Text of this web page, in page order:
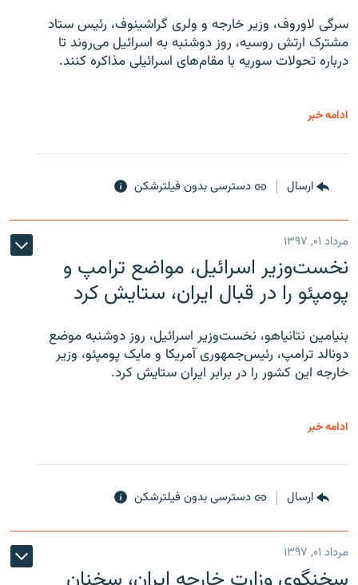
سرگی لاوروف، وزیر خارجه و ولری گراشینوف، رئیس ستاد
مشترک ارتش روسیه، روز دوشنبه به اسرائیل می‌روند تا
درباره تحولات سوریه با مقام‌های اسرائیلی مذاکره کنند.
ادامه خبر
ارسال دسترسی بدون فیلترشکن
مرداد ۰۱, ۱۳۹۷
نخست‌وزیر اسرائیل، مواضع ترامپ و
پومپئو را در قبال ایران، ستایش کرد
بنیامین نتانیاهو، نخست‌وزیر اسرائیل، روز دوشنبه موضع
دونالد ترامپ، رئیس‌جمهوری آمریکا و مایک پومپئو، وزیر
خارجه این کشور را در برابر ایران ستایش کرد.
ادامه خبر
ارسال دسترسی بدون فیلترشکن
مرداد ۰۱, ۱۳۹۷